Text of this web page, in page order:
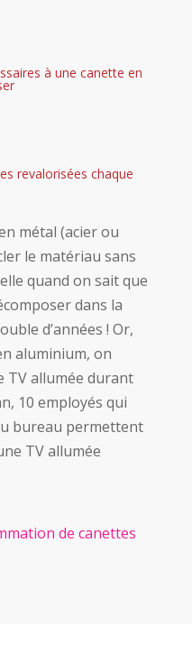
à une canette en
revalorisées chaque
métal (acier ou
le matériau sans
quand on sait que
dans la
d’années ! Or,
aluminium, on
TV allumée durant
10 employés qui
bureau permettent
TV allumée
de canettes